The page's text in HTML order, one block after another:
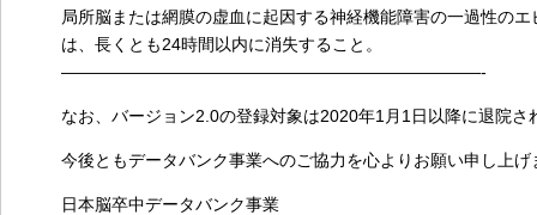
局所脳または網膜の虚血に起因する神経機能障害の一過性の
は、長くとも24時間以内に消失すること。
—————————————————————————-
なお、バージョン2.0の登録対象は2020年1月1日以降に退院
今後ともデータバンク事業へのご協力を心よりお願い申し上げ
日本脳卒中データバンク事業